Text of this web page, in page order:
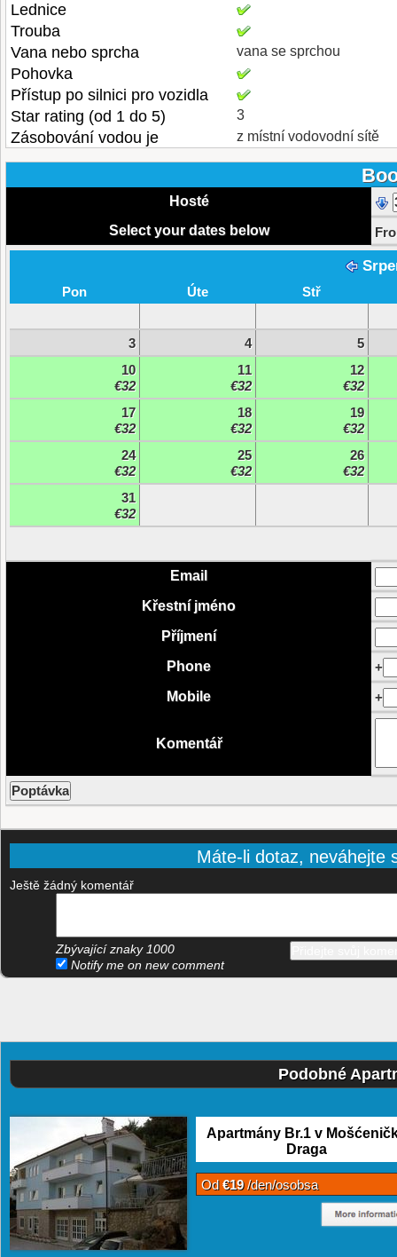
Lednice
Trouba
Vana nebo sprcha
vana se sprchou
Pohovka
Přístup po silnici pro vozidla
Star rating (od 1 do 5)
3
Zásobování vodou je z místní vodovodní sítě
Hosté
Select your dates below
Pon Úte Stř
3 4
5
10
€32
11
€32
12
€32
17
€32
18
€32
19
€32
24
€32
25
€32
26
€32
31
€32
Email
Křestní jméno
Příjmení
Phone
+
Mobile
+
Komentář
Máte-li dotaz, neváhejte
Ještě žádný komentář
Zbývající znaky 1000
Notify me on new comment
Podobné
Apartmány Br.1 v
Draga
Od€19/den/osobsa